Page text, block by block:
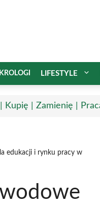
LIFESTYLE
Kupię | Zamienię |
edukacji i rynku pracy w